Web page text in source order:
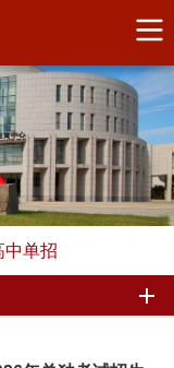
中单招